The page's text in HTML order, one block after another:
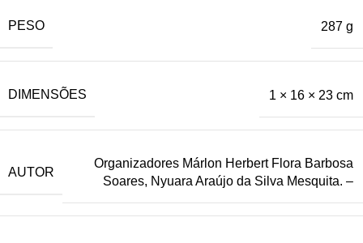
PESO 287 g
DIMENSÕES 1 × 16 × 23 cm
AUTOR
Organizadores Márlon Herbert Flora Barbosa
Soares, Nyuara Araújo da Silva Mesquita. –